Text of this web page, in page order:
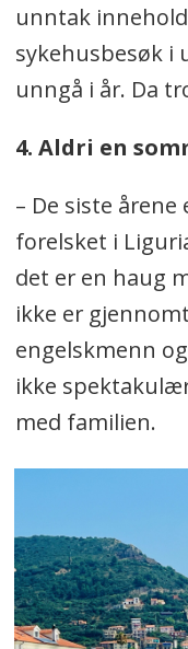
unntak
sykehusbesøk i
unngå i år. Da
4. Aldri en
– De siste årene
forelsket i
det er en haug
ikke er
engelskmenn
ikke
med familien.